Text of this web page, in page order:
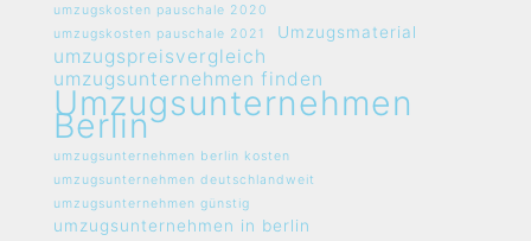
umzugskosten pauschale 2020
umzugskosten pauschale 2021
Umzugsmaterial
umzugspreisvergleich
umzugsunternehmen finden
Umzugsunternehmen
Berlin
umzugsunternehmen berlin kosten
umzugsunternehmen deutschlandweit
umzugsunternehmen günstig
umzugsunternehmen in berlin